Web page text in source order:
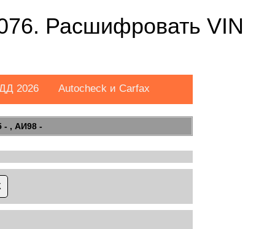
Расшифровать VIN
2026 Autocheck и Carfax
- , АИ98 -